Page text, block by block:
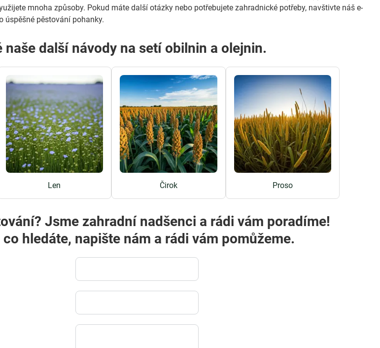
mnoha způsoby. Pokud máte další otázky nebo potřebujete zahradnické potřeby, navštivte náš e-
úspěšné pěstování pohanky.
naše další návody na setí obilnin a olejnin.
Len Čirok Proso
Jsme zahradní nadšenci a rádi vám poradíme!
hledáte, napište nám a rádi vám pomůžeme.